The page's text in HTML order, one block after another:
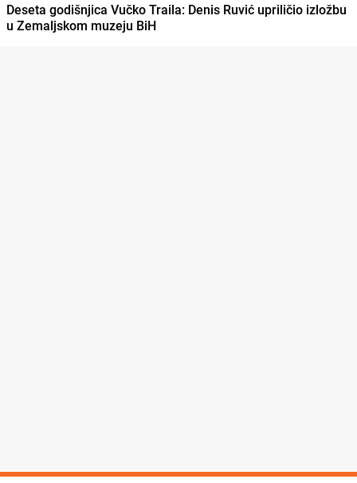
Deseta godišnjica Vučko Traila: Denis Ruvić upriličio izložbu
u Zemaljskom muzeju BiH